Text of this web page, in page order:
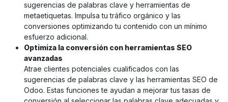
sugerencias de palabras clave y herramientas de
metaetiquetas. Impulsa tu tráfico orgánico y las
conversiones optimizando tu contenido con un mínimo
esfuerzo adicional.
Optimiza la conversión con herramientas SEO
avanzadas
Atrae clientes potenciales cualificados con las
sugerencias de palabras clave y las herramientas SEO de
Odoo. Estas funciones te ayudan a mejorar tus tasas de